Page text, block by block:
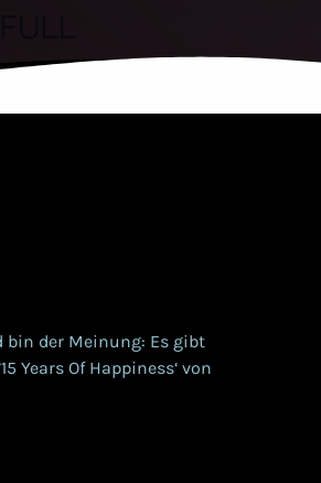
bin der Meinung: Es gibt
Years Of Happiness‘ von